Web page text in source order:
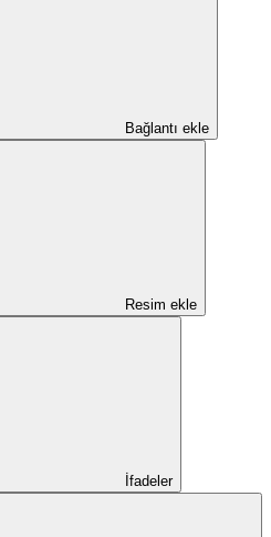
Bağlantı ekle
Resim ekle
İfadeler